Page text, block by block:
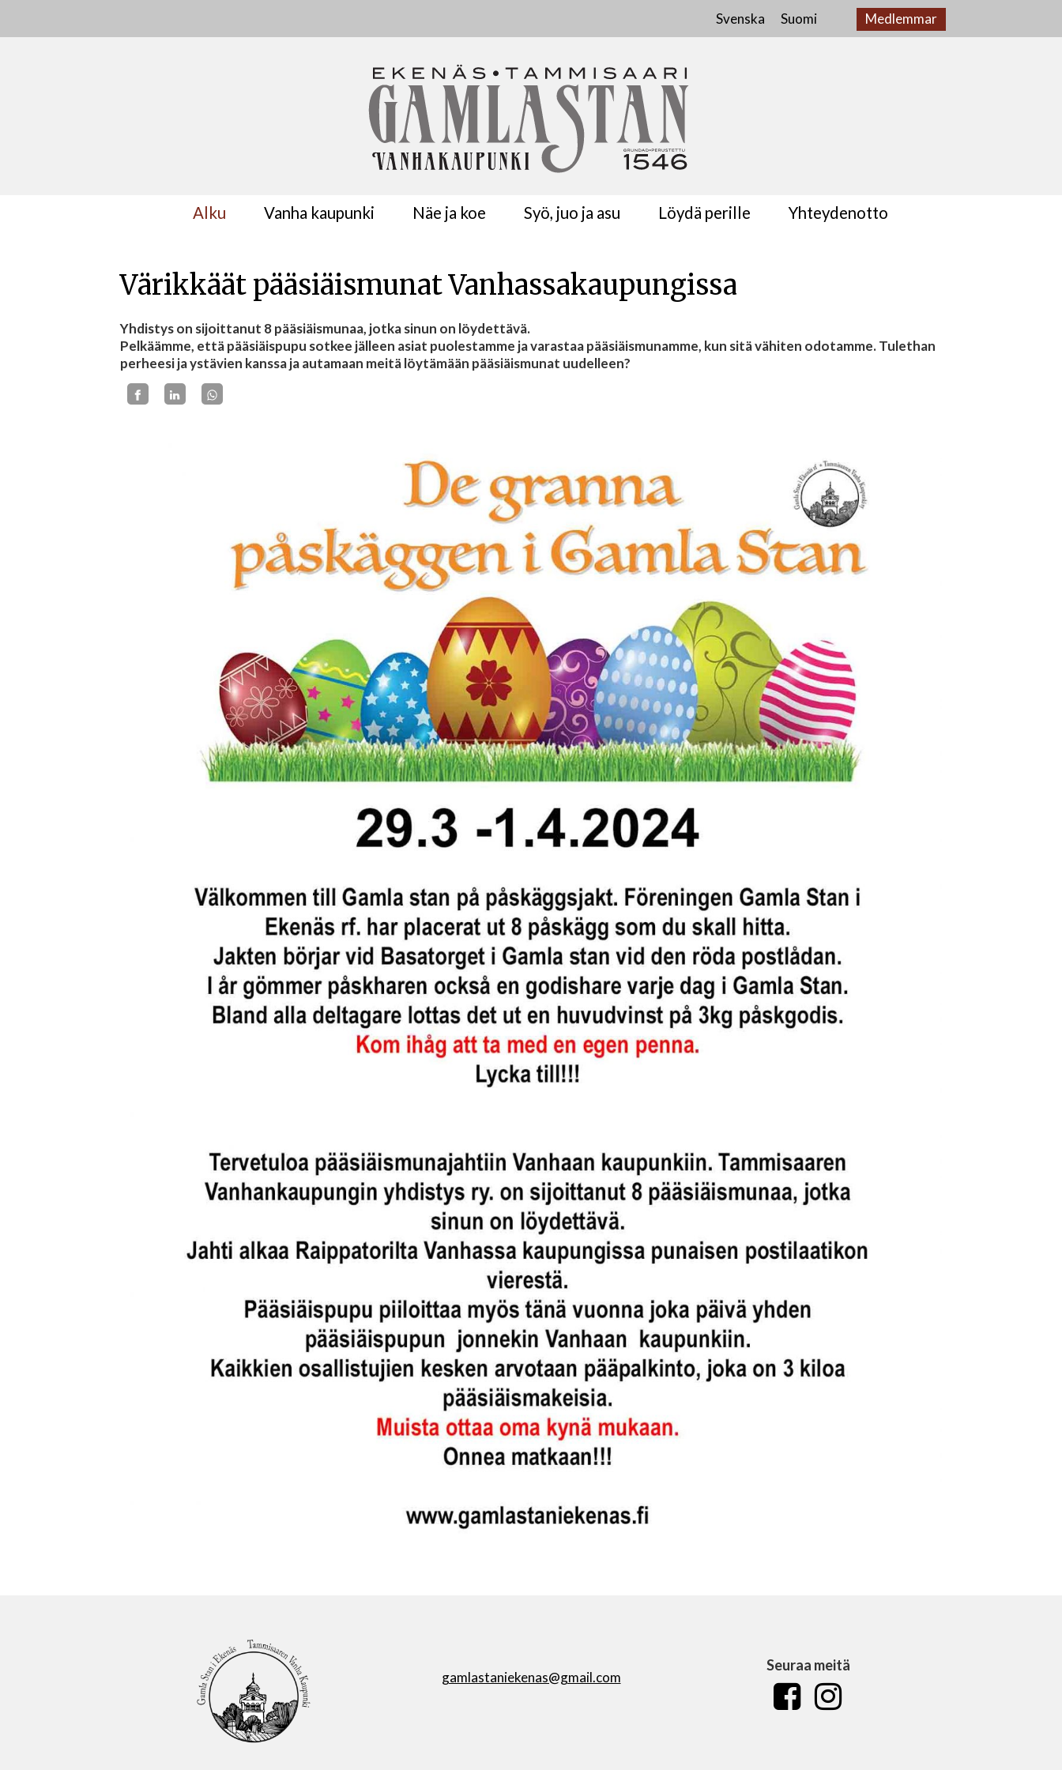
Svenska
Suomi Medlemmar
Alku Vanha kaupunki Näe ja koe Syö, juo ja asu Löydä perille Yhteydenotto
Värikkäät pääsiäismunat Vanhassakaupungissa
Yhdistys on sijoittanut 8 pääsiäismunaa, jotka sinun on löydettävä.
Pelkäämme, että pääsiäispupu sotkee jälleen asiat puolestamme ja varastaa pääsiäismunamme, kun sitä vähiten odotamme. Tulethan
perheesi ja ystävien kanssa ja autamaan meitä löytämään pääsiäismunat uudelleen?
gamlastaniekenas@gmail.com
Seuraa meitä